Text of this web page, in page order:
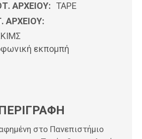
ΑΡΧΕΙΟΥ: ΤΑΡΕ
ΑΡΧΕΙΟΥ:
εκπομπή
στο Πανεπιστήμιο